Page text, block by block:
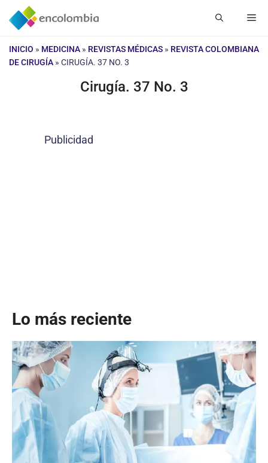
Saltar
INICIO » MEDICINA » REVISTAS MÉDICAS » REVISTA COLOMBIANA
DE CIRUGÍA » CIRUGÍA. 37 NO. 3
Cirugía. 37 No. 3
Publicidad
Lo más reciente